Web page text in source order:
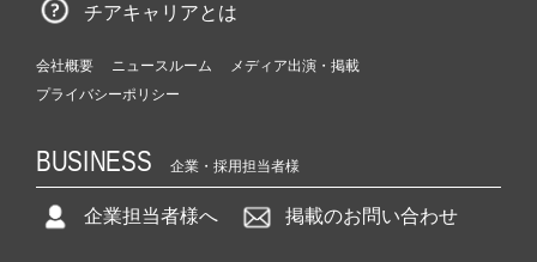
チアキャリアとは
会社概要 ニュースルーム
メディア出演・掲載
プライバシーポリシー
BUSINESS 企業・採用担当者様
企業担当者様へ 掲載のお問い合わせ